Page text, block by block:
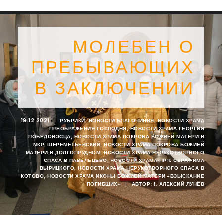
SEARCH
МОЛЕБЕН О
ПРЕБЫВАЮЩИХ
В ЗАКЛЮЧЕНИИ
19.12.2021 | РУБРИКИ:НОВОСТИ БЛАГОЧИНИЯ ,НОВОСТИ ХРАМА
ПРЕОБРАЖЕНИЯ ГОСПОДНЯ ,НОВОСТИ ХРАМА ГЕОРГИЯ
ПОБЕДОНОСЦА ,НОВОСТИ ХРАМА ПОКРОВА БОЖИЕЙ МАТЕРИ В
МКР. ШЕРЕМЕТЬЕВСКИЙ ,НОВОСТИ ХРАМА ПОКРОВА БОЖИЕЙ
МАТЕРИ В ДОЛГОПРУДНОМ ,НОВОСТИ ХРАМА НЕРУКОТВОРНОГО
СПАСА В ПАВЕЛЬЦЕВО
НОВОСТИ ХРАМА ПРП. СЕРАФИМА
ВЫРИЦКОГО, НОВОСТИ ХРАМА НЕРУКОТВОРНОГО СПАСА В
КОТОВО
НОВОСТИ ХРАМА ИКОНЫ БОЖИЕЙ МАТЕРИ «ВЗЫСКАНИЕ
ПОГИБШИХ»
| АВТОР: I. АЛЕКСИЙ ЛУНЁВ